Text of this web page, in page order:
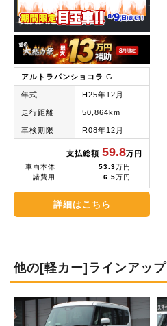
アルトラパンショコラ G
年式 H25年12月
走行距離 50,864km
車検期限 R08年12月
支払総額 59.8万円
車両本体 53.3万円
諸費用
6.5万円
詳細はこちら
他の[軽カー]ラインアップ